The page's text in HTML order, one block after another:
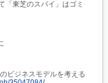
「東芝のスパイ」はゴミ
ビジネスモデルを考える